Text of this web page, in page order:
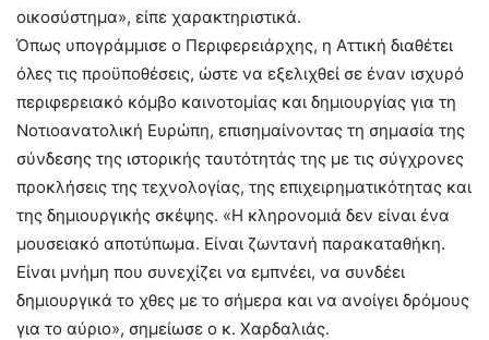
οικοσύστημα», είπε χαρακτηριστικά.
Όπως υπογράμμισε ο Περιφερειάρχης, η Αττική διαθέτει
όλες τις προϋποθέσεις, ώστε να εξελιχθεί σε έναν ισχυρό
περιφερειακό κόμβο καινοτομίας και δημιουργίας για τη
Νοτιοανατολική Ευρώπη, επισημαίνοντας τη σημασία της
σύνδεσης της ιστορικής ταυτότητάς της με τις σύγχρονες
προκλήσεις της τεχνολογίας, της επιχειρηματικότητας και
της δημιουργικής σκέψης. «Η κληρονομιά δεν είναι ένα
μουσειακό αποτύπωμα. Είναι ζωντανή παρακαταθήκη.
Είναι μνήμη που συνεχίζει να εμπνέει, να συνδέει
δημιουργικά το χθες με το σήμερα και να ανοίγει δρόμους
για το αύριο», σημείωσε ο κ. Χαρδαλιάς.